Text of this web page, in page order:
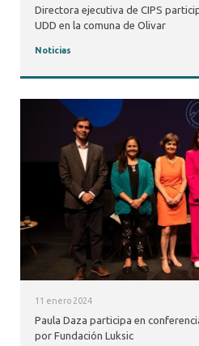
Directora ejecutiva de CIPS
UDD en la comuna de Olivar
Noticias
11 enero 2024
Paula Daza participa en
por Fundación Luksic